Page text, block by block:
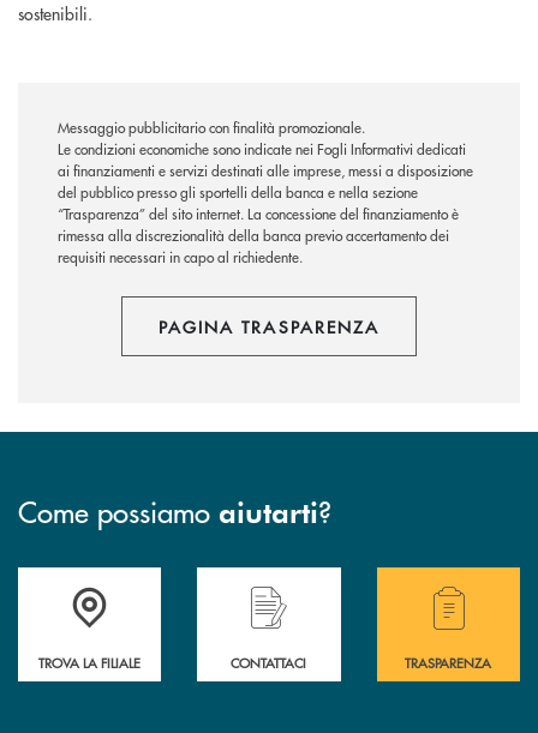
sostenibili.
Messaggio pubblicitario con finalità promozionale.
Le condizioni economiche sono indicate nei Fogli Informativi dedicati
ai finanziamenti e servizi destinati alle imprese, messi a disposizione
del pubblico presso gli sportelli della banca e nella sezione
“Trasparenza” del sito internet. La concessione del finanziamento è
rimessa alla discrezionalità della banca previo accertamento dei
requisiti necessari in capo al richiedente.
PAGINA TRASPARENZA
Come possiamo aiutarti?
Accedi all' elenco completo delle filiali .
TROVA LA FILIALE
Hai bisogno di assistenza immediata?
CONTATTACI
Hai bisogno di
TRASPARENZA